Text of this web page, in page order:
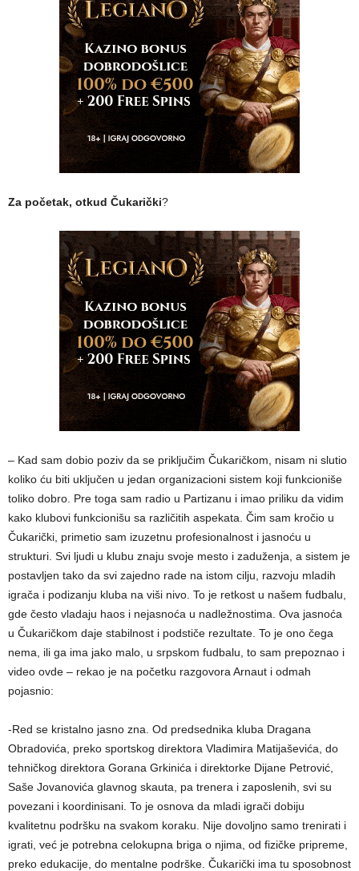
Za početak, otkud Čukarički?
– Kad sam dobio poziv da se priključim Čukaričkom, nisam ni slutio
koliko ću biti uključen u jedan organizacioni sistem koji funkcioniše
toliko dobro. Pre toga sam radio u Partizanu i imao priliku da vidim
kako klubovi funkcionišu sa različitih aspekata. Čim sam kročio u
Čukarički, primetio sam izuzetnu profesionalnost i jasnoću u
strukturi. Svi ljudi u klubu znaju svoje mesto i zaduženja, a sistem je
postavljen tako da svi zajedno rade na istom cilju, razvoju mladih
igrača i podizanju kluba na viši nivo. To je retkost u našem fudbalu,
gde često vladaju haos i nejasnoća u nadležnostima. Ova jasnoća
u Čukaričkom daje stabilnost i podstiče rezultate. To je ono čega
nema, ili ga ima jako malo, u srpskom fudbalu, to sam prepoznao i
video ovde – rekao je na početku razgovora Arnaut i odmah
pojasnio:
-Red se kristalno jasno zna. Od predsednika kluba Dragana
Obradovića, preko sportskog direktora Vladimira Matijaševića, do
tehničkog direktora Gorana Grkinića i direktorke Dijane Petrović,
Saše Jovanovića glavnog skauta, pa trenera i zaposlenih, svi su
povezani i koordinisani. To je osnova da mladi igrači dobiju
kvalitetnu podršku na svakom koraku. Nije dovoljno samo trenirati i
igrati, već je potrebna celokupna briga o njima, od fizičke pripreme,
preko edukacije, do mentalne podrške. Čukarički ima tu sposobnost